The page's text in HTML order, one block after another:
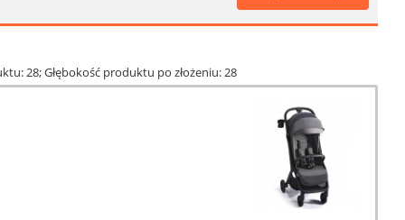
28; Głębokość produktu po złożeniu: 28